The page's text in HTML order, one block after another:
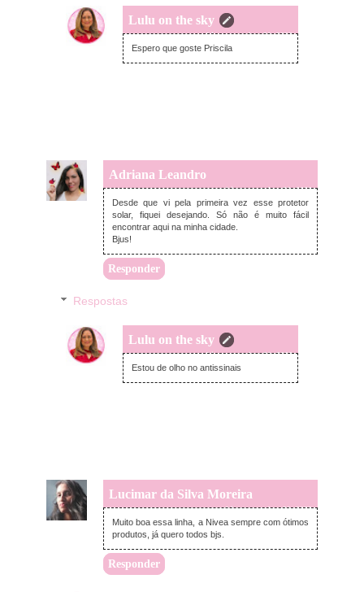
Lulu on the sky
quarta-feira, novembro 30, 2022
Espero que goste Priscila
Adriana Leandro
quarta-feira, novembro 30, 2022
Desde que vi pela primeira vez esse protetor
solar, fiquei desejando. Só não é muito fácil
encontrar aqui na minha cidade.
Bjus!
Responder
Respostas
Lulu on the sky
quarta-feira, novembro 30, 2022
Estou de olho no antissinais
Lucimar da Silva Moreira
quarta-feira, novembro 30, 2022
Muito boa essa linha, a Nivea sempre com ótimos
produtos, já quero todos bjs.
Responder